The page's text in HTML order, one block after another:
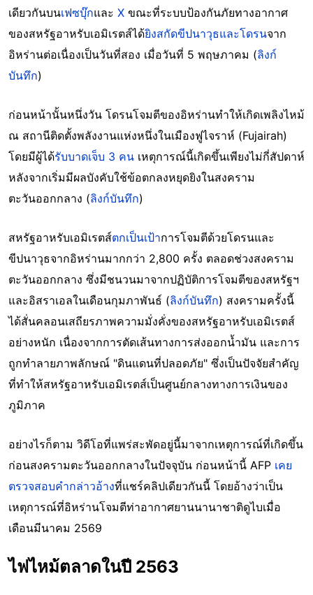
เดียวกันบนเฟซบุ๊กและ X ขณะที่ระบบป้องกันภัยทางอากาศ
ของสหรัฐอาหรับเอมิเรตส์ได้ยิงสกัดขีปนาวุธและโดรนจาก
อิหร่านต่อเนื่องเป็นวันที่สอง เมื่อวันที่ 5 พฤษภาคม (ลิงก์
บันทึก)
ก่อนหน้านั้นหนึ่งวัน โดรนโจมตีของอิหร่านทำให้เกิดเพลิงไหม้
ณ สถานีติดตั้งพลังงานแห่งหนึ่งในเมืองฟูไจราห์ (Fujairah)
โดยมีผู้ได้รับบาดเจ็บ 3 คน เหตุการณ์นี้เกิดขึ้นเพียงไม่กี่สัปดาห์
หลังจากเริ่มมีผลบังคับใช้ข้อตกลงหยุดยิงในสงคราม
ตะวันออกกลาง (ลิงก์บันทึก)
สหรัฐอาหรับเอมิเรตส์ตกเป็นเป้าการโจมตีด้วยโดรนและ
ขีปนาวุธจากอิหร่านมากกว่า 2,800 ครั้ง ตลอดช่วงสงคราม
ตะวันออกกลาง ซึ่งมีชนวนมาจากปฏิบัติการโจมตีของสหรัฐฯ
และอิสราเอลในเดือนกุมภาพันธ์ (ลิงก์บันทึก) สงครามครั้งนี้
ได้สั่นคลอนเสถียรภาพความมั่งคั่งของสหรัฐอาหรับเอมิเรตส์
อย่างหนัก เนื่องจากการตัดเส้นทางการส่งออกน้ำมัน และการ
ถูกทำลายภาพลักษณ์ "ดินแดนที่ปลอดภัย" ซึ่งเป็นปัจจัยสำคัญ
ที่ทำให้สหรัฐอาหรับเอมิเรตส์เป็นศูนย์กลางทางการเงินของ
ภูมิภาค
อย่างไรก็ตาม วิดีโอที่แพร่สะพัดอยู่นี้มาจากเหตุการณ์ที่เกิดขึ้น
ก่อนสงครามตะวันออกกลางในปัจจุบัน ก่อนหน้านี้ AFP เคย
ตรวจสอบคำกล่าวอ้างที่แชร์คลิปเดียวกันนี้ โดยอ้างว่าเป็น
เหตุการณ์ที่อิหร่านโจมตีท่าอากาศยานนานาชาติดูไบเมื่อ
เดือนมีนาคม 2569
ไฟไหม้ตลาดในปี 2563